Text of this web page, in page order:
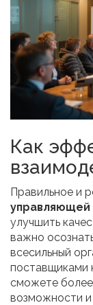
Как
Правильное и
управляющей
улучшить
важно
всесильный
поставщиками
сможете более
возможности